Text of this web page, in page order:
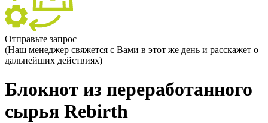
Отправьте запрос
(Наш менеджер свяжется с Вами в этот же день и расскажет о
дальнейших действиях)
Блокнот из переработанного
сырья Rebirth